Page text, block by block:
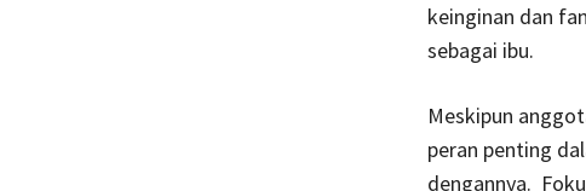
keinginan dan
sebagai ibu.
Meskipun
peran penting
dengannya.